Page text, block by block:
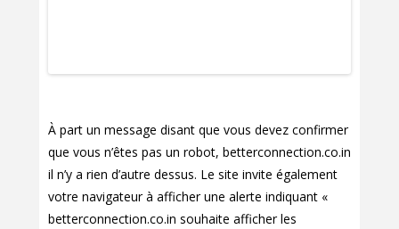
À part un message disant que vous devez confirmer
que vous n’êtes pas un robot, betterconnection.co.in
il n’y a rien d’autre dessus. Le site invite également
votre navigateur à afficher une alerte indiquant «
betterconnection.co.in souhaite afficher les